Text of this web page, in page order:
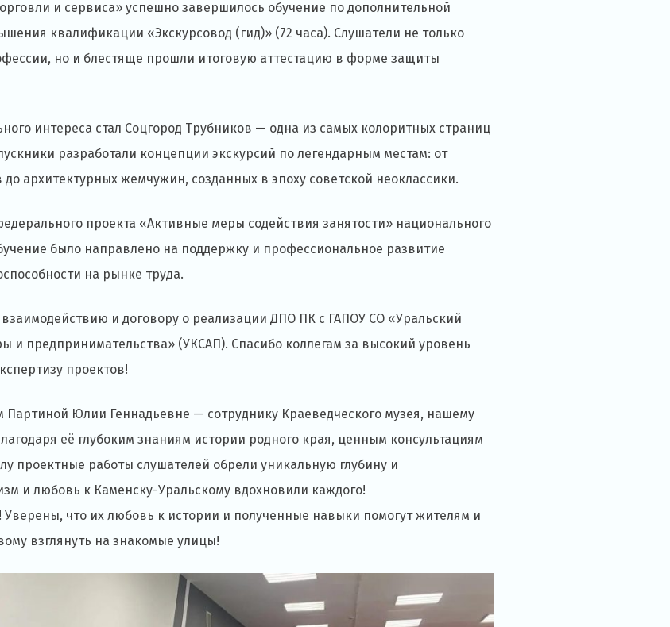
и сервиса» успешно завершилось обучение по дополнительной
квалификации «Экскурсовод (гид)» (72 часа). Слушатели не только
но и блестяще прошли итоговую аттестацию в форме защиты
интереса стал Соцгород Трубников — одна из самых колоритных страниц
разработали концепции экскурсий по легендарным местам: от
архитектурных жемчужин, созданных в эпоху советской неоклассики.
проекта «Активные меры содействия занятости» национального
было направлено на поддержку и профессиональное развитие
на рынке труда.
взаимодействию и договору о реализации ДПО ПК с ГАПОУ СО «Уральский
и предпринимательства» (УКСАП). Спасибо коллегам за высокий уровень
проектов!
Юлии Геннадьевне — сотруднику Краеведческого музея, нашему
её глубоким знаниям истории родного края, ценным консультациям
проектные работы слушателей обрели уникальную глубину и
и любовь к Каменску-Уральскому вдохновили каждого!
Уверены, что их любовь к истории и полученные навыки помогут жителям и
взглянуть на знакомые улицы!